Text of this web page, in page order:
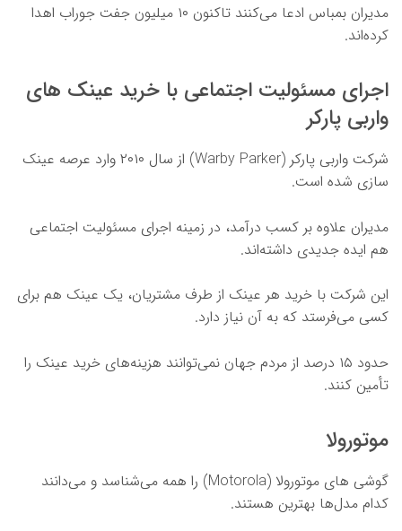
مدیران بمباس ادعا می‌کنند تاکنون ۱۰ میلیون جفت جوراب اهدا
کرده‌اند.
اجرای مسئولیت اجتماعی با خرید عینک های
واربی پارکر
شرکت واربی پارکر (Warby Parker) از سال ۲۰۱۰ وارد عرصه عینک
سازی شده است.
مدیران علاوه بر کسب درآمد، در زمینه اجرای مسئولیت اجتماعی
هم ایده جدیدی داشته‌اند.
این شرکت با خرید هر عینک از طرف مشتریان، یک عینک هم برای
کسی می‌فرستد که به آن نیاز دارد.
حدود ۱۵ درصد از مردم جهان نمی‌توانند هزینه‌های خرید عینک را
تأمین کنند.
موتورولا
گوشی های موتورولا (Motorola) را همه می‌شناسد و می‌دانند
کدام مدل‌ها بهترین هستند.